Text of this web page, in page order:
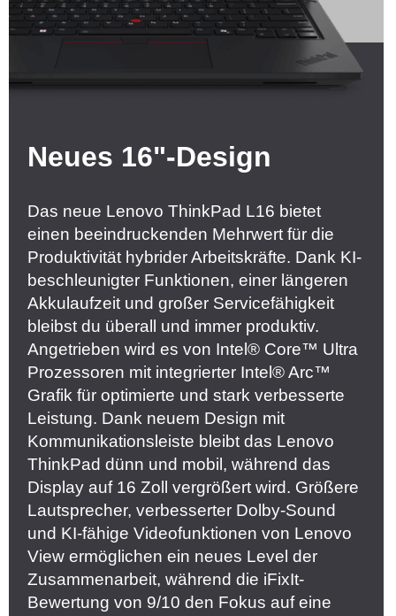
Neues 16"-Design
Das neue Lenovo ThinkPad L16 bietet
einen beeindruckenden Mehrwert für die
Produktivität hybrider Arbeitskräfte. Dank KI-
beschleunigter Funktionen, einer längeren
Akkulaufzeit und großer Servicefähigkeit
bleibst du überall und immer produktiv.
Angetrieben wird es von Intel® Core™ Ultra
Prozessoren mit integrierter Intel® Arc™
Grafik für optimierte und stark verbesserte
Leistung. Dank neuem Design mit
Kommunikationsleiste bleibt das Lenovo
ThinkPad dünn und mobil, während das
Display auf 16 Zoll vergrößert wird. Größere
Lautsprecher, verbesserter Dolby-Sound
und KI-fähige Videofunktionen von Lenovo
View ermöglichen ein neues Level der
Zusammenarbeit, während die iFixIt-
Bewertung von 9/10 den Fokus auf eine